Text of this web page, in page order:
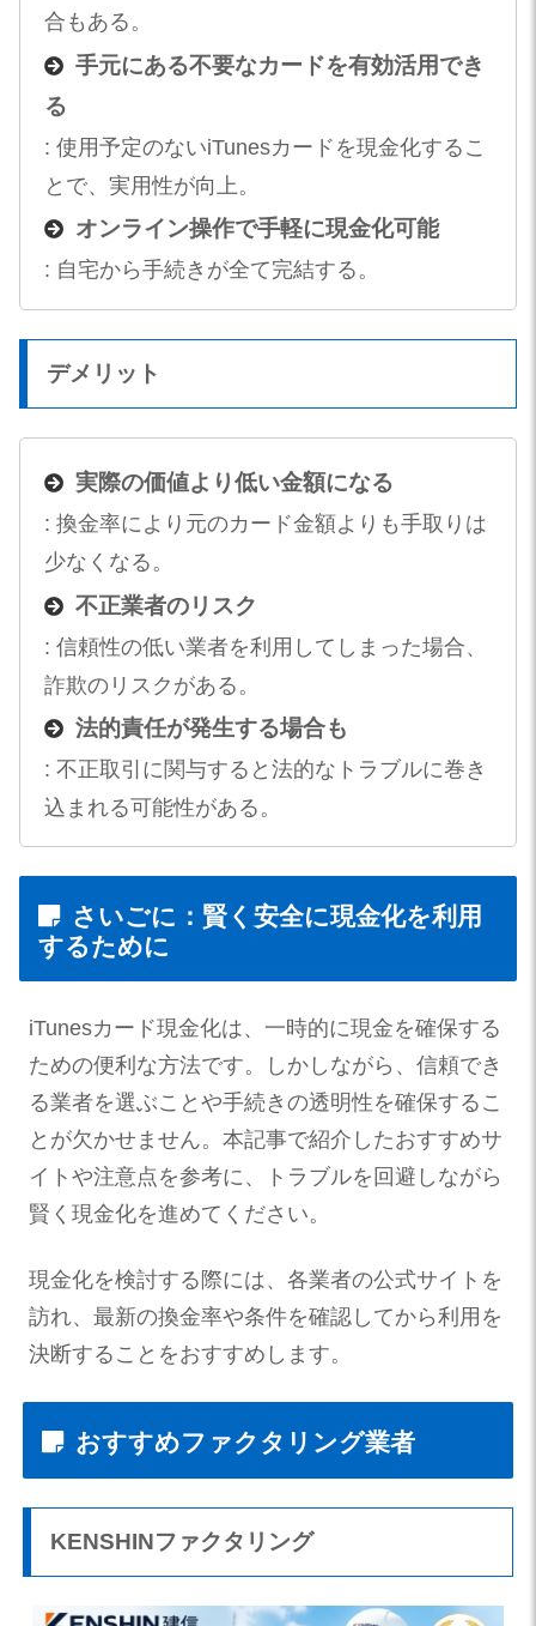
合もある。
手元にある不要なカードを有効活用でき
る
: 使用予定のないiTunesカードを現金化するこ
とで、実用性が向上。
オンライン操作で手軽に現金化可能
: 自宅から手続きが全て完結する。
デメリット
実際の価値より低い金額になる
: 換金率により元のカード金額よりも手取りは
少なくなる。
不正業者のリスク
: 信頼性の低い業者を利用してしまった場合、
詐欺のリスクがある。
法的責任が発生する場合も
: 不正取引に関与すると法的なトラブルに巻き
込まれる可能性がある。
さいごに：賢く安全に現金化を利用
するために
iTunesカード現金化は、一時的に現金を確保する
ための便利な方法です。しかしながら、信頼でき
る業者を選ぶことや手続きの透明性を確保するこ
とが欠かせません。本記事で紹介したおすすめサ
イトや注意点を参考に、トラブルを回避しながら
賢く現金化を進めてください。
現金化を検討する際には、各業者の公式サイトを
訪れ、最新の換金率や条件を確認してから利用を
決断することをおすすめします。
おすすめファクタリング業者
KENSHINファクタリング